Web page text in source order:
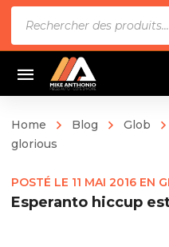
produits
Home Blog Glob
glorious
POSTÉ LE 11 MAI 2016 EN
Esperanto hiccup